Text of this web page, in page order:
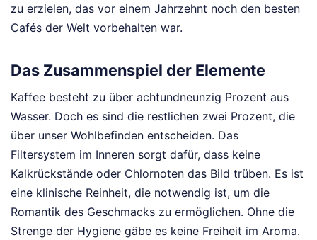
zu erzielen, das vor einem Jahrzehnt noch den besten
Cafés der Welt vorbehalten war.
Das Zusammenspiel der Elemente
Kaffee besteht zu über achtundneunzig Prozent aus
Wasser. Doch es sind die restlichen zwei Prozent, die
über unser Wohlbefinden entscheiden. Das
Filtersystem im Inneren sorgt dafür, dass keine
Kalkrückstände oder Chlornoten das Bild trüben. Es ist
eine klinische Reinheit, die notwendig ist, um die
Romantik des Geschmacks zu ermöglichen. Ohne die
Strenge der Hygiene gäbe es keine Freiheit im Aroma.